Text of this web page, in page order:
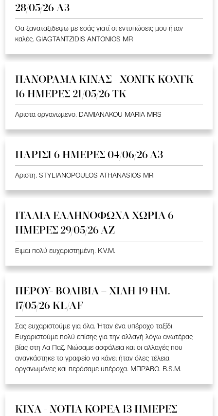
28/05/26 A3
Θα ξαναταξιδεψω με εσάς γιατί οι εντυπώσεις μου ήταν
καλές. GIAGTANTZIDIS ANTONIOS MR
ΠΑΝΟΡΑΜΑ ΚΙΝΑΣ - ΧΟΝΓΚ ΚΟΝΓΚ
16 ΗΜΕΡΕΣ 21/05/26 TK
Αριστα οργανωμενο. DAMIANAKOU MARIA MRS
ΠΑΡΙΣΙ 6 ΗΜΕΡΕΣ 04/06/26 Α3
Αριστη. STYLIANOPOULOS ATHANASIOS MR
ΙΤΑΛΙΑ ΕΛΛΗΝΟΦΩΝΑ ΧΩΡΙΑ 6
ΗΜΕΡΕΣ 29/05/26 ΑΖ
Ειμαι πολύ ευχαριστημένη. K.V.M.
ΠΕΡΟΥ- ΒΟΛΙΒΙΑ – ΧΙΛΗ 19 HM.
17/05/26 KL/AF
Σας ευχαριστούμε για όλα. Ήταν ένα υπέροχο ταξίδι.
Ευχαριστούμε πολύ επίσης για την αλλαγή λόγω ανωτέρας
βίας στη Λα Παζ. Νιώσαμε ασφάλεια και οι αλλαγές που
αναγκάστηκε το γραφείο να κάνει ήταν όλες τέλεια
οργανωμένες και περάσαμε υπέροχα. ΜΠΡΆΒΟ. B.S.M.
ΚΙΝΑ - ΝΟΤΙΑ ΚΟΡΕΑ 13 ΗΜΕΡΕΣ